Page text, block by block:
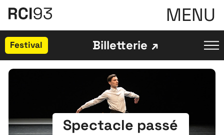
MENU
Festival Billetterie
Spectacle passé